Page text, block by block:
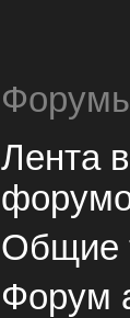
Лента
Общие
Форум